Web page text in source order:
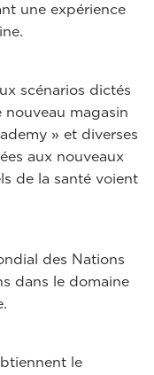
une expérience
scénarios dictés
nouveau magasin
» et diverses
aux nouveaux
de la santé voient
des Nations
dans le domaine
le